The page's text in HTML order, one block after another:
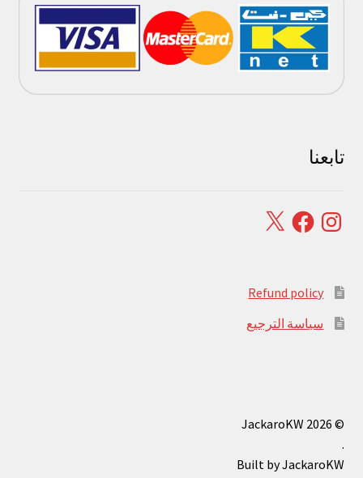
تابعنا
Instagram
Facebook
X
Refund policy
سياسة الترجيع
© JackaroKW 2026
.